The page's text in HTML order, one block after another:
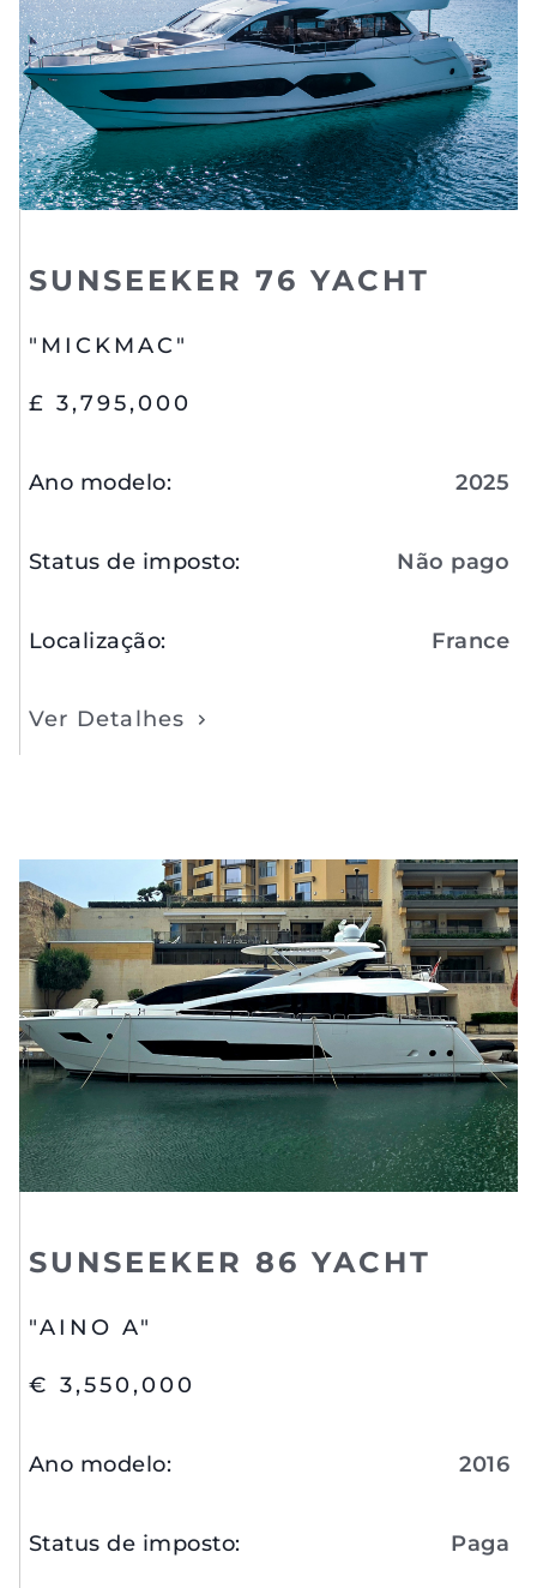
SUNSEEKER 76 YACHT
"MICKMAC"
£ 3,795,000
Ano modelo: 2025
Status de imposto: Não pago
Localização: France
Ver Detalhes
SUNSEEKER 86 YACHT
"AINO A"
€ 3,550,000
Ano modelo: 2016
Status de imposto: Paga